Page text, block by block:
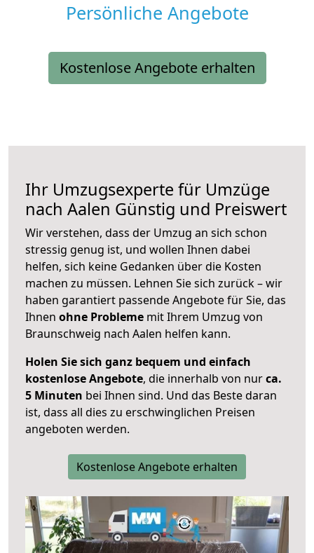
Persönliche Angebote
Kostenlose Angebote erhalten
Ihr Umzugsexperte für Umzüge
nach Aalen Günstig und Preiswert
Wir verstehen, dass der Umzug an sich schon
stressig genug ist, und wollen Ihnen dabei
helfen, sich keine Gedanken über die Kosten
machen zu müssen. Lehnen Sie sich zurück – wir
haben garantiert passende Angebote für Sie, das
Ihnen ohne Probleme mit Ihrem Umzug von
Braunschweig nach Aalen helfen kann.
Holen Sie sich ganz bequem und einfach
kostenlose Angebote, die innerhalb von nurca.
5 Minuten bei Ihnen sind. Und das Beste daran
ist, dass all dies zu erschwinglichen Preisen
angeboten werden.
Kostenlose Angebote erhalten